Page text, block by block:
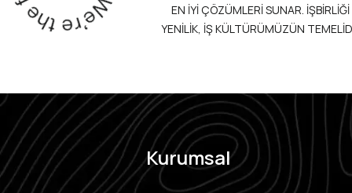
EN İYİ ÇÖZÜMLERİ SUNAR. İŞBİRLİĞİ
YENİLİK, İŞ KÜLTÜRÜMÜZÜN
Kurumsal